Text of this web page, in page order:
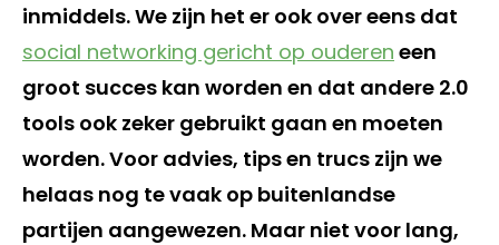
inmiddels. We zijn het er ook over eens dat
social networking gericht op ouderen een
groot succes kan worden en dat andere 2.0
tools ook zeker gebruikt gaan en moeten
worden. Voor advies, tips en trucs zijn we
helaas nog te vaak op buitenlandse
partijen aangewezen. Maar niet voor lang,